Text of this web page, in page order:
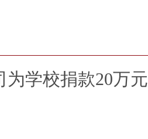
学校捐款20万元